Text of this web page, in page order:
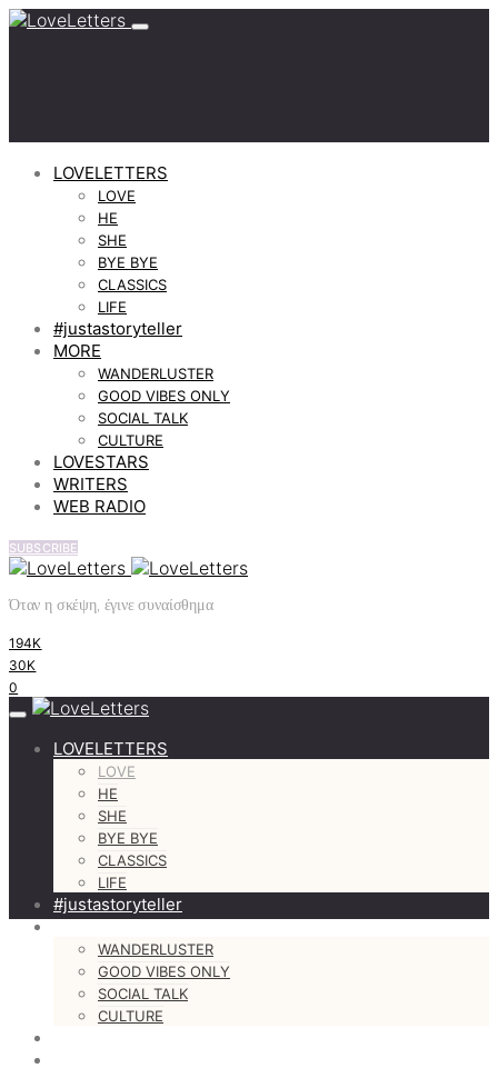
LOVELETTERS
LOVE
HE
SHE
BYE BYE
CLASSICS
LIFE
#justastoryteller
MORE
WANDERLUSTER
GOOD VIBES ONLY
SOCIAL TALK
CULTURE
LOVESTARS
WRITERS
WEB RADIO
SUBSCRIBE
Όταν η σκέψη, έγινε συναίσθημα
194K
30K
0
LOVELETTERS
LOVE
HE
SHE
BYE BYE
CLASSICS
LIFE
#justastoryteller
MORE
WANDERLUSTER
GOOD VIBES ONLY
SOCIAL TALK
CULTURE